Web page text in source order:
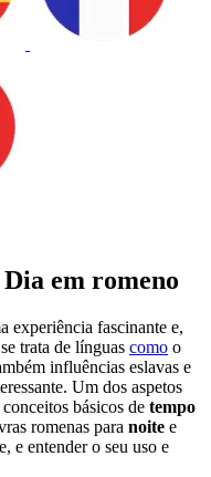
em romeno
experiência fascinante e,
trata de línguas como o
influências eslavas e
Um dos aspetos
básicos de tempo
romenas para noite e
e entender o seu uso e